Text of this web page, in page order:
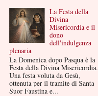
La Festa della
Divina
Misericordia e il
dono
dell'indulgenza
plenaria
La Domenica dopo Pasqua è la
Festa della Divina Misericordia.
Una festa voluta da Gesù,
ottenuta per il tramite di Santa
Suor Faustina e...